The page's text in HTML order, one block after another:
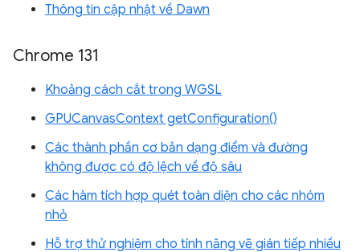
Thông tin cập nhật về Dawn
Chrome 131
Khoảng cách cắt trong WGSL
GPUCanvasContext getConfiguration()
Các thành phần cơ bản dạng điểm và đường
không được có độ lệch về độ sâu
Các hàm tích hợp quét toàn diện cho các nhóm
nhỏ
Hỗ trợ thử nghiệm cho tính năng vẽ gián tiếp nhiều